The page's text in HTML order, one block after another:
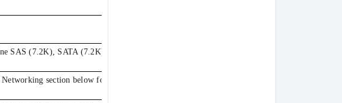
SAS (7.2K), SATA (7.2K) Self-
section below for more details